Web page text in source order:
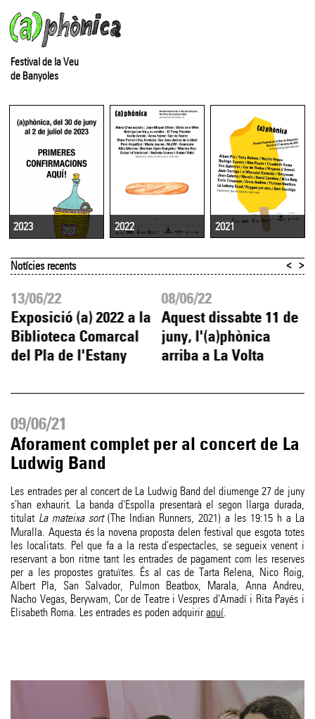
Festival de la Veu
de Banyoles
2023 2022 2021
Notícies recents
13/06/22
Exposició (a) 2022 a la
Biblioteca Comarcal
del Pla de l'Estany
08/06/22
Aquest dissabte 11 de
juny, l'(a)phònica
arriba a La Volta
< >
09/06/21
Aforament complet per al concert de La
Ludwig Band
Les entrades per al concert de La Ludwig Band del diumenge 27 de juny
s'han exhaurit. La banda d'Espolla presentarà el segon llarga durada,
titulat La mateixa sort(The Indian Runners, 2021) a les 19:15 h a La
Muralla. Aquesta és la novena proposta delen festival que esgota totes
les localitats. Pel que fa a la resta d'espectacles, se segueix venent i
reservant a bon ritme tant les entrades de pagament com les reserves
per a les propostes gratuïtes. És al cas de Tarta Relena, Nico Roig,
Albert Pla, San Salvador, Pulmon Beatbox, Marala, Anna Andreu,
Nacho Vegas, Berywam, Cor de Teatre i Vespres d'Arnadí i Rita Payés i
Elisabeth Roma. Les entrades es poden adquiriraquí.